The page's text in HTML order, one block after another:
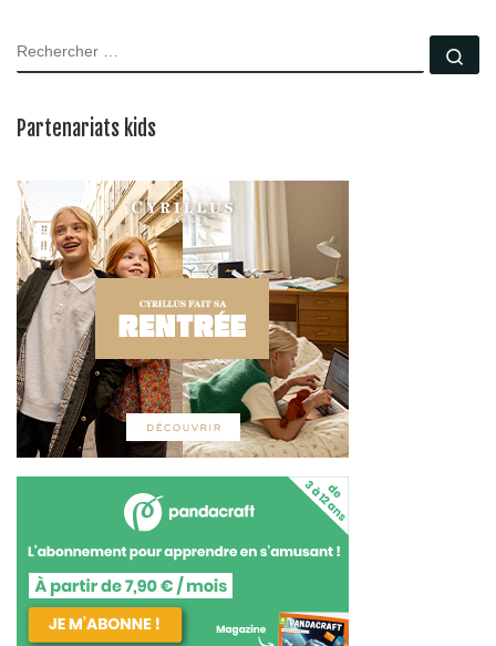
RECHERCHER
Partenariats kids